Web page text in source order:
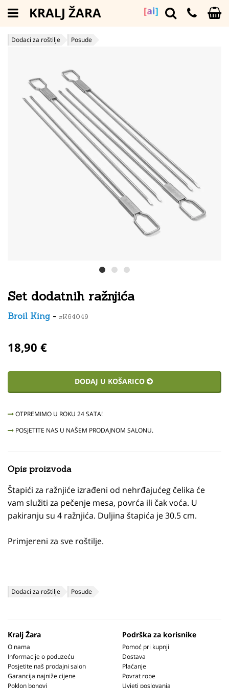
[ai]
KRALJ ŽARA
Dodaci za roštilje Posude
Set dodatnih ražnjića
Broil King - #K64049
18,90 €
DODAJ U KOŠARICO
OTPREMIMO U ROKU 24 SATA!
POSJETITE NAS U NAŠEM PRODAJNOM SALONU.
Opis proizvoda
Štapići za ražnjiće izrađeni od nehrđajućeg čelika će
vam služiti za pečenje mesa, povrća ili čak voća. U
pakiranju su 4 ražnjića. Duljina štapića je 30.5 cm.
Primjereni za sve roštilje.
Dodaci za roštilje Posude
Kralj Žara
O nama
Informacije o poduzeću
Posjetite naš prodajni salon
Garancija najniže cijene
Poklon bonovi
Podrška za korisnike
Pomoć pri kupnji
Dostava
Plaćanje
Povrat robe
Uvjeti poslovanja